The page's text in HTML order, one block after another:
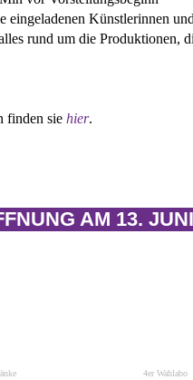
eingeladenen Künstlerinnen
rund um die
finden sie hier.
AM 13.
4er Wahlabo